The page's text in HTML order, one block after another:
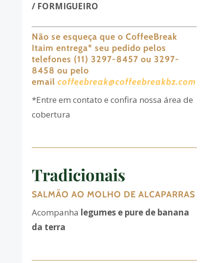
/ FORMIGUEIRO
Não se esqueça que o CoffeeBreak
Itaim entrega* seu pedido pelos
telefones (11) 3297-8457 ou 3297-
8458 ou pelo
email coffeebreak@coffeebreakbz.com
*Entre em contato e confira nossa área de
cobertura
Tradicionais
SALMÃO AO MOLHO DE ALCAPARRAS
Acompanha legumes e pure de banana
da terra